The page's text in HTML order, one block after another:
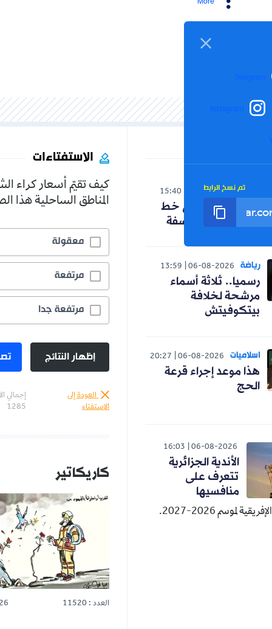
06-08-
15:40
على خط
الفلسفة
06-08-
13:59
أسماء
06-08-2026
20:27
إجراء قرعة
16:03
الجزائرية
على
الاستفتاءات
كيف تقيّم أسعار كراء الشقق في
المناطق الساحلية هذا الصيف؟
معقولة
مرتفعة جدا 75.4%
إظهار النتائج تصويت
إجمالي الأصوات :
كاريكاتير